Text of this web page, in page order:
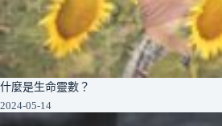
什麼是生命靈數？
2024-05-14